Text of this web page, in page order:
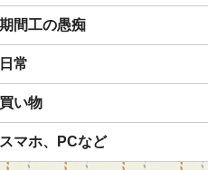
期間工の愚痴
日常
買い物
スマホ、PCなど